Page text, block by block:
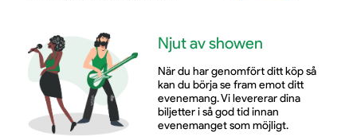
Njut av showen
När du har genomfört ditt köp så
kan du börja se fram emot ditt
evenemang. Vi levererar dina
biljetter i så god tid innan
evenemanget som möjligt.